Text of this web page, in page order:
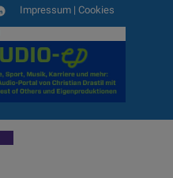
Impressum | Cookies